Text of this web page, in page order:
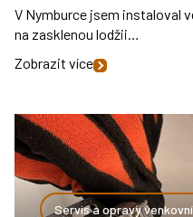
V Nymburce jsem instaloval
na zasklenou lodžii…
Zobrazit více
Servis a opravy